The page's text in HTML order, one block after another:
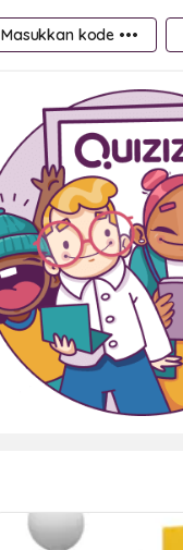
Masukkan kode •••